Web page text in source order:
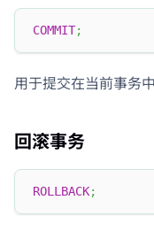
COMMIT;
用于提交在当前事务
回滚事务
ROLLBACK;